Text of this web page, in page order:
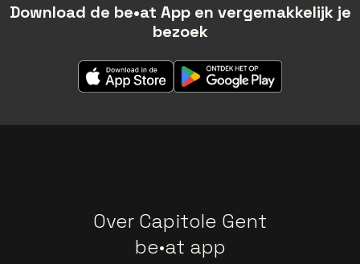
Download de be•at App en vergemakkelijk je
bezoek
Over Capitole Gent
be•at app